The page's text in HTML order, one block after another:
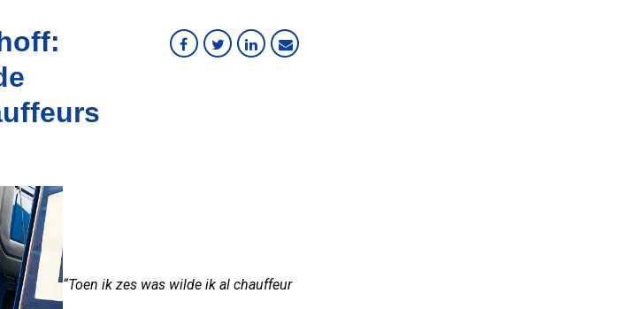
“Toen ik zes was wilde ik al chauffeur